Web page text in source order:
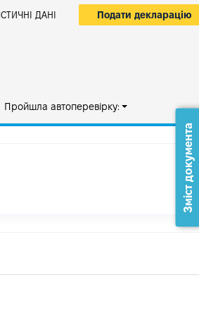
ДАНІ Подати декларацію
Пройшла автоперевірку:
Зміст документа